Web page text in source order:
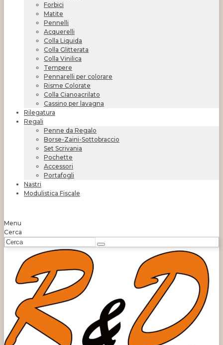
Forbici
Matite
Pennelli
Acquerelli
Colla Liquida
Colla Glitterata
Colla Vinilica
Tempere
Pennarelli per colorare
Risme Colorate
Colla Cianoacrilato
Cassino per lavagna
Rilegatura
Regali
Penne da Regalo
Borse-Zaini-Sottobraccio
Set Scrivania
Pochette
Accessori
Portafogli
Nastri
Modulistica Fiscale
Menu
Cerca